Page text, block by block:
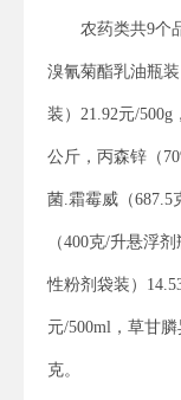
农药类共9个
溴氰菊酯乳油瓶
装）21.92元/
公斤，丙森锌（
菌.霜霉威（687.5
（400克/升悬浮
性粉剂袋装）
元/500ml，草甘
克。